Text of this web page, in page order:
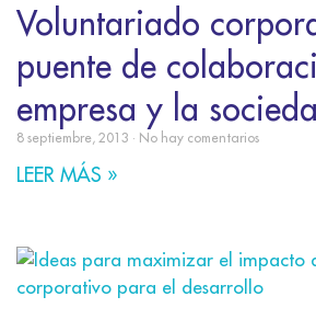
Voluntariado
puente de
empresa y la
8 septiembre, 2013 No hay comentarios
LEER MÁS »